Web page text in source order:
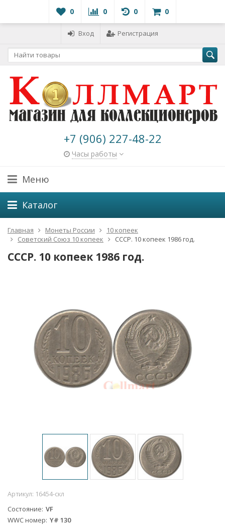
0 0 0 0
Вход Регистрация
+7 (906) 227-48-22
Часы работы
Меню
Каталог
Главная Монеты России
10 копеек
Советский Союз 10 копеек
СССР. 10 копеек 1986 год.
СССР. 10 копеек 1986 год.
Артикул: 16454-скл
Состояние VF
WWC номер Y# 130